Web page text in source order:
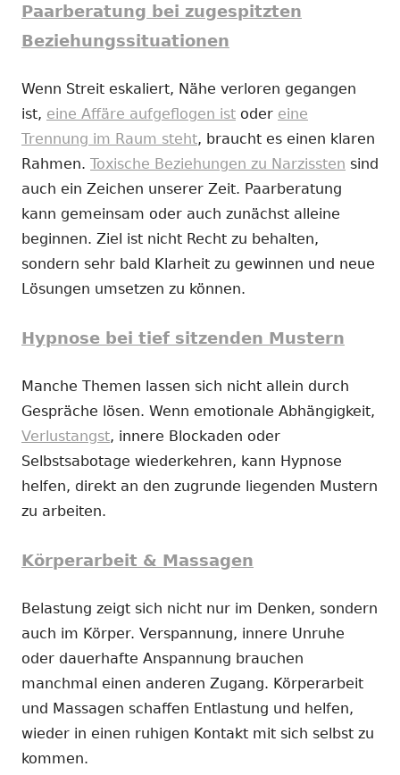
Paarberatung bei zugespitzten
Beziehungssituationen
Wenn Streit eskaliert, Nähe verloren gegangen
ist, eine Affäre aufgeflogen ist oder eine
Trennung im Raum steht, braucht es einen klaren
Rahmen. Toxische Beziehungen zu Narzissten sind
auch ein Zeichen unserer Zeit. Paarberatung
kann gemeinsam oder auch zunächst alleine
beginnen. Ziel ist nicht Recht zu behalten,
sondern sehr bald Klarheit zu gewinnen und neue
Lösungen umsetzen zu können.
Hypnose bei tief sitzenden Mustern
Manche Themen lassen sich nicht allein durch
Gespräche lösen. Wenn emotionale Abhängigkeit,
Verlustangst, innere Blockaden oder
Selbstsabotage wiederkehren, kann Hypnose
helfen, direkt an den zugrunde liegenden Mustern
zu arbeiten.
Körperarbeit & Massagen
Belastung zeigt sich nicht nur im Denken, sondern
auch im Körper. Verspannung, innere Unruhe
oder dauerhafte Anspannung brauchen
manchmal einen anderen Zugang. Körperarbeit
und Massagen schaffen Entlastung und helfen,
wieder in einen ruhigen Kontakt mit sich selbst zu
kommen.